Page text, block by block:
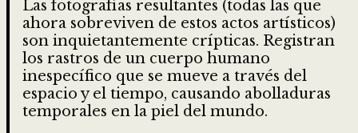
Las fotografías resultantes (todas las que
ahora sobreviven de estos actos artísticos)
son inquietantemente crípticas. Registran
los rastros de un cuerpo humano
inespecífico que se mueve a través del
espacio y el tiempo, causando abolladuras
temporales en la piel del mundo.